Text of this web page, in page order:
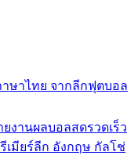
าษาไทย จากลีกฟุตบอล
งานผลบอลสดรวดเร็ว
มียร์ลีก อังกฤษ กัลโช่